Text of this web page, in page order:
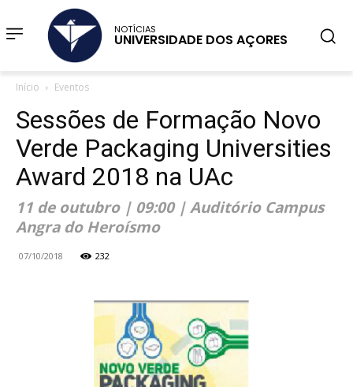
NOTÍCIAS
UNIVERSIDADE DOS AÇORES
Início Eventos
Sessões de Formação Novo
Verde Packaging Universities
Award 2018 na UAc
11 de outubro | 09:00 | Auditório Campus
Angra do Heroísmo
07/10/2018 232